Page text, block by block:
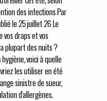
des infections Par
le 25 juillet 26 Le
vos draps et vos
plupart des nuits ?
voici à quelle
les utiliser en été
sinistre de sueur,
d'allergènes.